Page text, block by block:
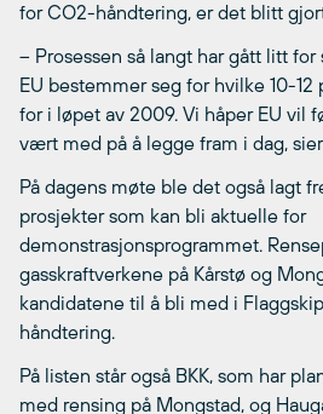
for CO2-håndtering, er det blitt
– Prosessen så langt har gått litt
EU bestemmer seg for hvilke 10-12
for i løpet av 2009. Vi håper EU vil
vært med på å legge fram i dag,
På dagens møte ble det også lagt
prosjekter som kan bli aktuelle for
demonstrasjonsprogrammet.
gasskraftverkene på Kårstø og
kandidatene til å bli med i
håndtering.
På listen står også BKK, som har
med rensing på Mongstad, og